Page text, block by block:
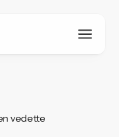
vedette